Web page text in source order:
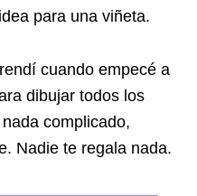
para una viñeta.
cuando empecé a
dibujar todos los
complicado,
Nadie te regala nada.